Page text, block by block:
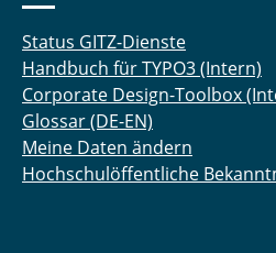
Status GITZ-Dienste
Handbuch für TYPO3 (Intern)
Corporate Design-Toolbox
Glossar (DE-EN)
Meine Daten ändern
Hochschulöffentliche